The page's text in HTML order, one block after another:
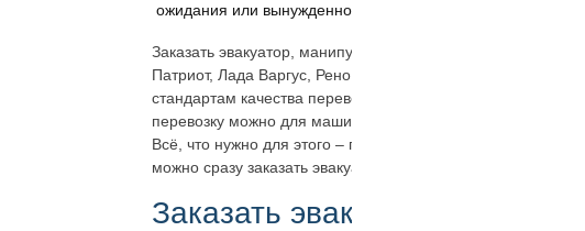
ожидания или вынужденной ночёвки можно в нашей
Заказать эвакуатор, манипулятор кран не проблема для
Патриот, Лада Варгус, Рено Сандеро, Мерседес Е, БМВ М5
стандартам качества перевозок. Предоставляются
перевозку можно для машины с заниженным клиренсом,
Всё, что нужно для этого – позвонить по телефонам, 24
можно сразу заказать эвакуатор в Санкт-Петербург,
Заказать эвакуатор Санкт-